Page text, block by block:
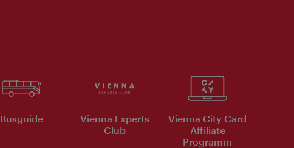
Busguide
Vienna Experts
Club
Vienna City Card
Affiliate
Programm